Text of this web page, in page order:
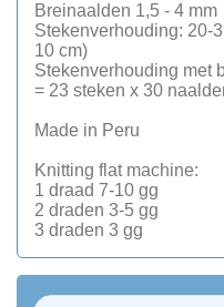
Breinaalden 1,5 - 4 mm
Stekenverhouding: 20-
10 cm)
Stekenverhouding met
= 23 steken x 30
Made in Peru
Knitting flat machine:
1 draad 7-10 gg
2 draden 3-5 gg
3 draden 3 gg